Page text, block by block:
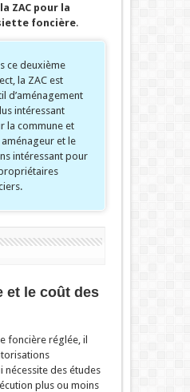
ZAC pour la
foncière.
ce deuxième
la ZAC est
d’aménagement
intéressant
la commune et
aménageur et le
intéressant pour
et le coût des
foncière réglée, il
nécessite des études
plus ou moins